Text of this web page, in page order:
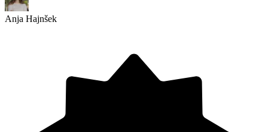
Anja Hajnšek